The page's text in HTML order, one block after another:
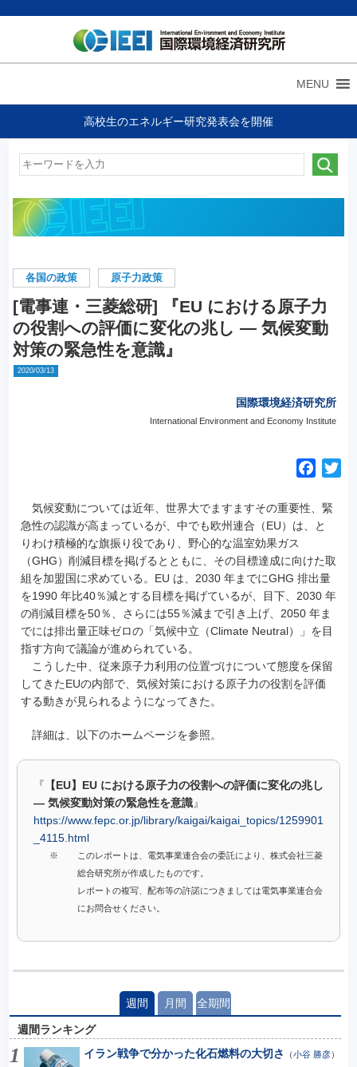
MENU
高校生のエネルギー研究発表会を開催
各国の政策 原子力政策
[電事連・三菱総研] 『EU における原子力
の役割への評価に変化の兆し — 気候変動
対策の緊急性を意識』
2020/03/13
国際環境経済研究所
International Environment and Economy Institute
e
o
o
k
気候変動については近年、世界大でますますその重要性、緊
急性の認識が高まっているが、 中でも欧州連合（EU）は、と
りわけ積極的な旗振り役であり、野心的な温室効果ガス
（GHG）削減目標を掲げるとともに、その目標達成に向けた取
組を加盟国に求めている。EU は、2030 年までにGHG 排出量
を1990 年比40％減とする目標を掲げているが、目下、2030 年
の削減目標を50％、さらには55％減まで引き上げ、2050 年ま
でには排出量正味ゼロの「気候中立（Climate Neutral）」を目
指す方向で議論が進められている。
こうした中、従来原子力利用の位置づけについて態度を保留
してきたEUの内部で、気候対策における原子力の役割を評価
する動きが見られるようになってきた。
詳細は、以下のホームページを参照。
『 【EU】EU における原子力の役割への評価に変化の兆し
— 気候変動対策の緊急性を意識』
https://www.fepc.or.jp/library/kaigai/kaigai_topics/1259901
_4115.html
※
このレポートは、電気事業連合会の委託により、株式会社三菱
総合研究所が作成したものです。
レポートの複写、配布等の許諾につきましては電気事業連合会
にお問合せください。
週間 月間 全期間
週間ランキング
イラン戦争で分かった化石燃料の大切さ
（小谷 勝彦）